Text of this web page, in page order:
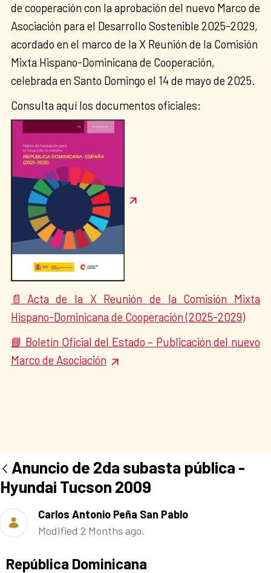
de cooperación con la aprobación del nuevo Marco de
Asociación para el Desarrollo Sostenible 2025-2029,
acordado en el marco de la X Reunión de la Comisión
Mixta Hispano-Dominicana de Cooperación,
celebrada en Santo Domingo el 14 de mayo de 2025.
Consulta aquí los documentos oficiales:
📄 Acta de la X Reunión de la Comisión Mixta
Hispano-Dominicana de Cooperación (2025-2029)
📘 Boletín Oficial del Estado – Publicación del nuevo
Marco de Asociación
Anuncio de 2da subasta pública -
Hyundai Tucson 2009
Carlos Antonio Peña San Pablo
Modified 2 Months ago.
Ad section:
República Dominicana